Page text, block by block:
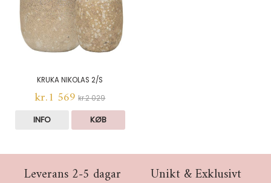
KRUKA NIKOLAS 2/S
kr.1 569 kr.2 029
INFO KØB
Leverans 2-5 dagar
Unikt & Exklusivt